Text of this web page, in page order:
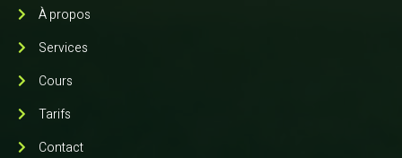
À propos
Services
Cours
Tarifs
Contact